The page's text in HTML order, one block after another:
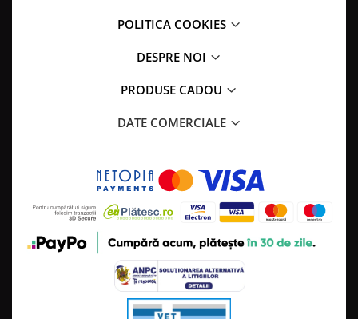
POLITICA COOKIES
DESPRE NOI
PRODUSE CADOU
DATE COMERCIALE